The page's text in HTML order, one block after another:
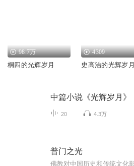
98.7万
桐四的光辉岁月
4309
史高治的光辉岁月
中篇小说《光辉岁月》
20 4.3万
普门之光